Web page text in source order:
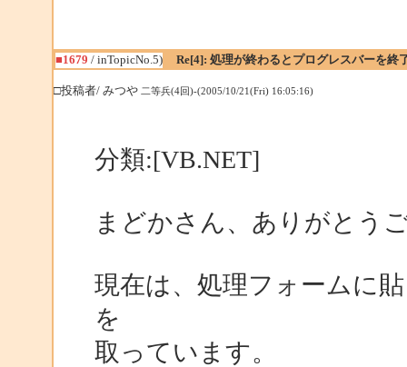
■1679 / inTopicNo.5) Re[4]: 処理が終わるとプログレスバーを終
□投稿者/ みつや 二等兵(4回)-(2005/10/21(Fri) 16:05:16)
分類:[VB.NET]
まどかさん、ありがとう
現在は、処理フォームに
を
取っています。